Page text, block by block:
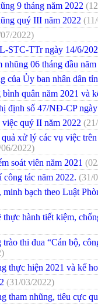
9 tháng năm 2022
quý III năm 2022
2022)
STC-TTr ngày 14/6/
nhũng 06 tháng đầu
của Ủy ban nhân dân
quân năm 2021 và
định số 47/NĐ-CP
quý II năm 2022
xử lý các vụ việc
2022)
soát viên năm 2021
tác năm 2022. (31/
bạch theo Luật
hành tiết kiệm,
thi đua “Cán bộ,
thực hiện 2021 và kế
(31/03/2022)
tham nhũng, tiêu cực